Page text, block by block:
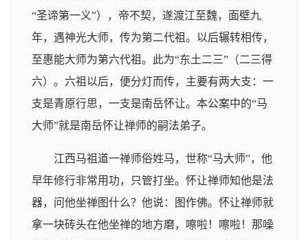
“圣谛第一义”），帝不契，遂渡江至魏，面壁九
年，遇神光大师，传为第二代祖。以后辗转相传，
至惠能大师为第六代祖。此为“东土二三”（二三得
六）。六祖以后，便分灯而传，主要有两大支：一
支是青原行思，一支是南岳怀让。本公案中的“马
大师”就是南岳怀让禅师的嗣法弟子。
江西马祖道一禅师俗姓马，世称“马大师”，他
早年修行非常用功，只管打坐。怀让禅师知他是法
器，问他坐禅图什么？他说：图作佛。怀让禅师就
拿一块砖头在他坐禅的地方磨，嚓啦！嚓啦！那噪